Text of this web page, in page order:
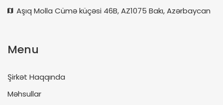
Aşıq Molla Cümə küçəsi 46B, AZ1075 Bakı, Azərbaycan
Menu
Şirkət Haqqında
Məhsullar